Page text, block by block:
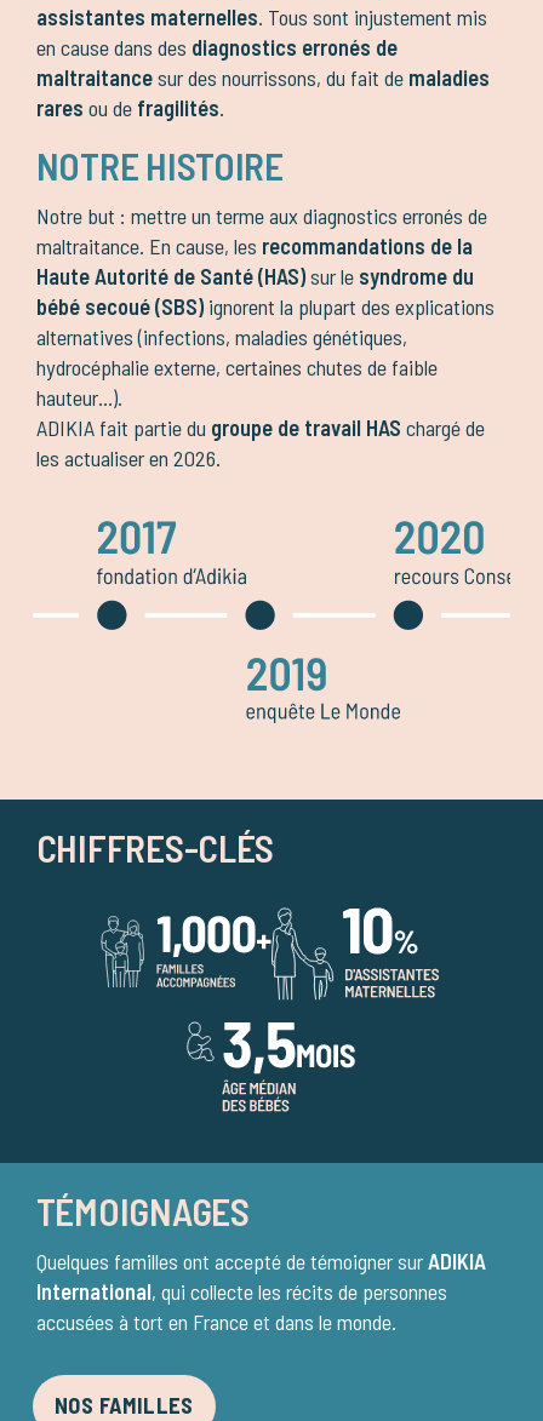
assistantes maternelles. Tous sont injustement mis
en cause dans des diagnostics erronés de
maltraitancesur des nourrissons, du fait de maladies
rares ou de fragilités.
NOTRE HISTOIRE
Notre but : mettre un terme aux diagnostics erronés de
maltraitance. En cause, les recommandations de la
Haute Autorité de Santé (HAS)sur le syndrome du
bébé secoué (SBS)ignorent la plupart des explications
alternatives (infections, maladies génétiques,
hydrocéphalie externe, certaines chutes de faible
hauteur...).
ADIKIA fait partie du groupe de travail HAS chargé de
les actualiser en 2026.
CHIFFRES-CLÉS
TÉMOIGNAGES
Quelques familles ont accepté de témoigner surADIKIA
International, qui collecte les récits de personnes
accusées à tort en France et dans le monde.
NOS FAMILLES